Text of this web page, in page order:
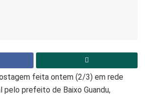
feita ontem (2/3) em rede
pelo prefeito de Baixo Guandu,